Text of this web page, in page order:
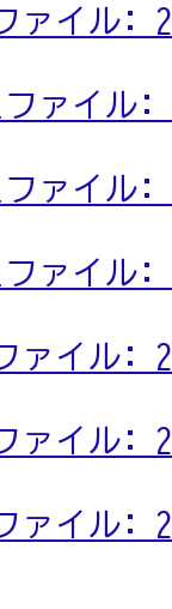
ァイル:
ァイル:
ァイル:
ァイル:
ァイル:
ァイル:
ァイル: